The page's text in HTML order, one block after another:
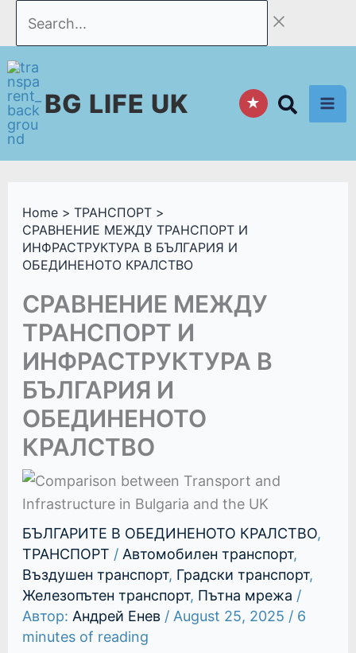
content
BG LIFE UK ★
Home
ТРАНСПОРТ
СРАВНЕНИЕ МЕЖДУ ТРАНСПОРТ И
ИНФРАСТРУКТУРА В БЪЛГАРИЯ И
ОБЕДИНЕНОТО КРАЛСТВО
СРАВНЕНИЕ МЕЖДУ
ТРАНСПОРТ И
ИНФРАСТРУКТУРА В
БЪЛГАРИЯ И
ОБЕДИНЕНОТО
КРАЛСТВО
БЪЛГАРИТЕ В ОБЕДИНЕНОТО КРАЛСТВО,
ТРАНСПОРТ / Автомобилен транспорт,
Въздушен транспорт, Градски транспорт,
Железопътен транспорт, Пътна мрежа /
Автор: Андрей Енев / August 25, 2025 / 6
minutes of reading